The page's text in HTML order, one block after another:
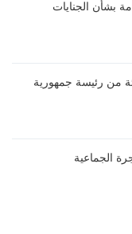
بشأن الجنايات
من رئيسة جمهورية